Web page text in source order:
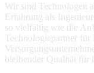
Wir sind Technologen
Erfahrung als
so vielfältig wie die
Technologiepartner
bleibender Qualität für